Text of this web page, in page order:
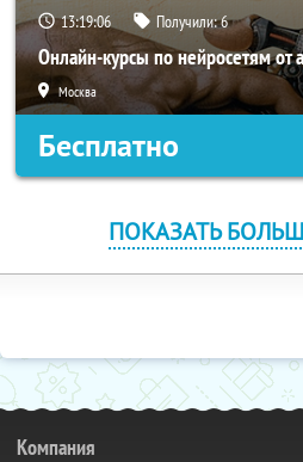
13:19:05 Получили:6
Онлайн-курсы по нейросетям от
Москва
Бесплатно
ПОКАЗАТЬ
Компания